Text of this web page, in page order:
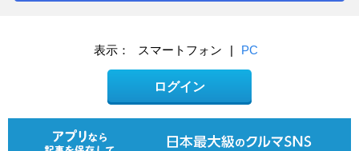
表示： スマートフォン | PC
ログイン